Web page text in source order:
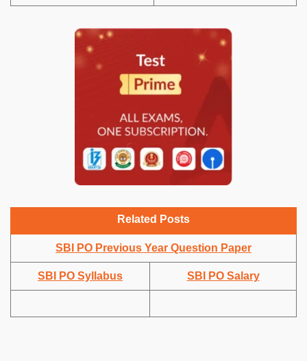
Related Posts
SBI PO Previous Year Question Paper
SBI PO Syllabus SBI PO Salary